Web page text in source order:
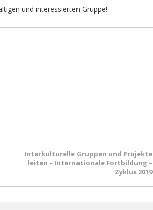
und interessierten Gruppe!
Interkulturelle Gruppen und Projekte
leiten – Internationale Fortbildung –
Zyklus 2019